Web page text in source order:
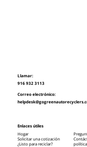
Llamar:
916 932 3113
Correo electrónico:
Enlaces útiles
Hogar
Solicitar una cotización
¿Listo para reciclar?